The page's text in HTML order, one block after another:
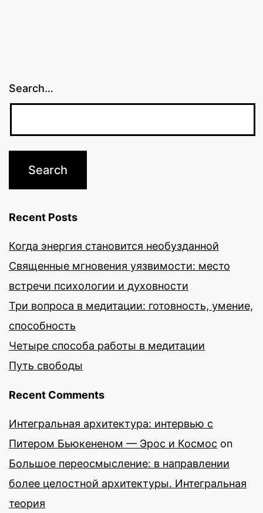
Search…
Recent Posts
Когда энергия становится необузданной
Священные мгновения уязвимости: место
встречи психологии и духовности
Три вопроса в медитации: готовность, умение,
способность
Четыре способа работы в медитации
Путь свободы
Recent Comments
Интегральная архитектура: интервью с
Питером Бьюкененом — Эрос и Космос on
Большое переосмысление: в направлении
более целостной архитектуры. Интегральная
теория